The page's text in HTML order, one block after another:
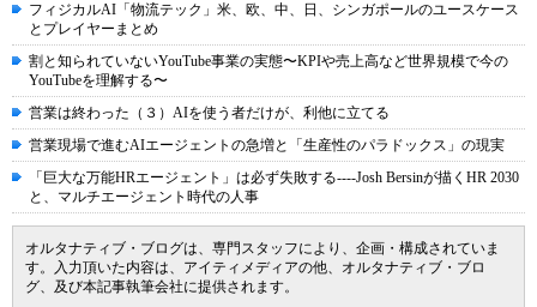
フィジカルAI「物流テック」米、欧、中、日、シンガポールのユースケース
とプレイヤーまとめ
割と知られていないYouTube事業の実態〜KPIや売上高など世界規模で今の
YouTubeを理解する〜
営業は終わった（３）AIを使う者だけが、利他に立てる
営業現場で進むAIエージェントの急増と「生産性のパラドックス」の現実
「巨大な万能HRエージェント」は必ず失敗する----Josh Bersinが描くHR 2030
と、マルチエージェント時代の人事
オルタナティブ・ブログは、専門スタッフにより、企画・構成されていま
す。入力頂いた内容は、アイティメディアの他、オルタナティブ・ブロ
グ、及び本記事執筆会社に提供されます。